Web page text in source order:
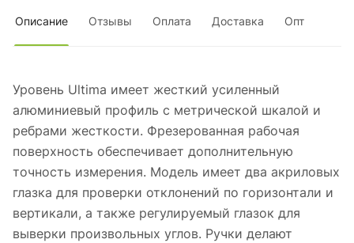
Описание Отзывы Оплата Доставка Опт
Уровень Ultima имеет жесткий усиленный
алюминиевый профиль с метрической шкалой и
ребрами жесткости. Фрезерованная рабочая
поверхность обеспечивает дополнительную
точность измерения. Модель имеет два акриловых
глазка для проверки отклонений по горизонтали и
вертикали, а также регулируемый глазок для
выверки произвольных углов. Ручки делают